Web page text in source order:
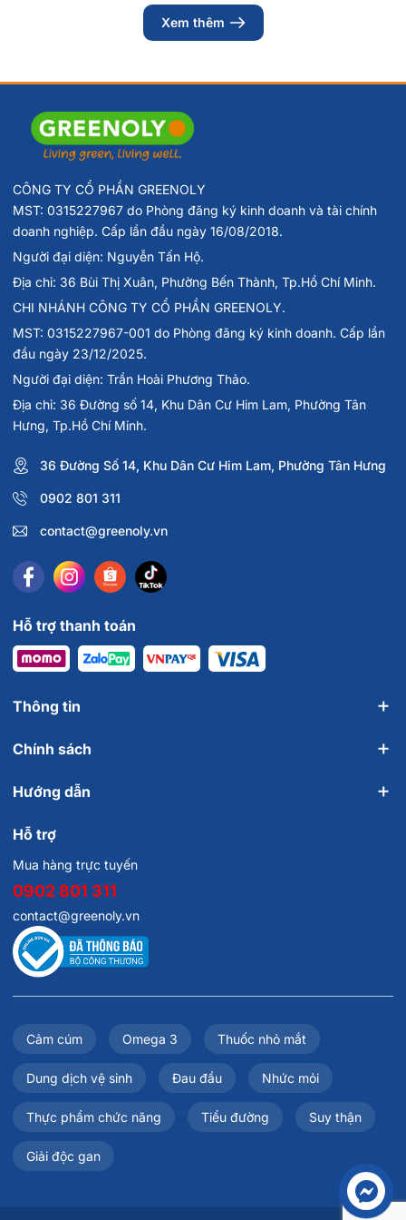
mang thai hoặc cho con bú.
Sản phẩm không phải là thuốc, không có tác dụng thay thế
Bảo quản nơi khô ráo, thoáng mát, tránh ánh nắng trực tiếp.
Tránh xa tầm tay trẻ em.
Greenoly cam kết cung cấp sản phẩm chính hãng 100%, có
nguồn gốc rõ ràng và an toàn cho sức khỏe.
📍
Địa chỉ : 17 Tôn Thất Tùng, P. Phạm Ngũ Lão, Quận 1, TP. Hồ
📞Hotline tư vấn: 0902 801 311
🌐Website :www.greenoly.vn
Và đừng quên ghé xem thêm các sản phẩm chăm sóc sức
khỏe chất lượng khác tại Các sản phẩm của Costar
Xem thêm
CÔNG TY CỔ PHẦN GREENOLY
MST: 0315227967 do Phòng đăng ký kinh doanh và tài chính
doanh nghiệp. Cấp lần đầu ngày 16/08/2018.
Người đại diện: Nguyễn Tấn Hộ.
Địa chỉ: 36 Bùi Thị Xuân, Phường Bến Thành, Tp.Hồ Chí Minh.
CHI NHÁNH CÔNG TY CỔ PHẦN GREENOLY.
MST: 0315227967-001 do Phòng đăng ký kinh doanh. Cấp lần
đầu ngày 23/12/2025.
Người đại diện: Trần Hoài Phương Thảo.
Địa chỉ: 36 Đường số 14, Khu Dân Cư Him Lam, Phường Tân
Hưng, Tp.Hồ Chí Minh.
36 Đường Số 14, Khu Dân Cư Him Lam, Phường Tân Hưng
0902 801 311
contact@greenoly.vn
Hỗ trợ thanh toán
Thông tin
Chính sách
Hướng dẫn
Hỗ trợ
Mua hàng trực tuyến
0902 801 311
contact@greenoly.vn
Cảm cúm Omega 3 Thuốc nhỏ mắt
Dung dịch vệ sinh Đau đầu Nhức mỏi
Thực phẩm chức năng Tiểu đường Suy thận
Giải độc gan
Liên hệ